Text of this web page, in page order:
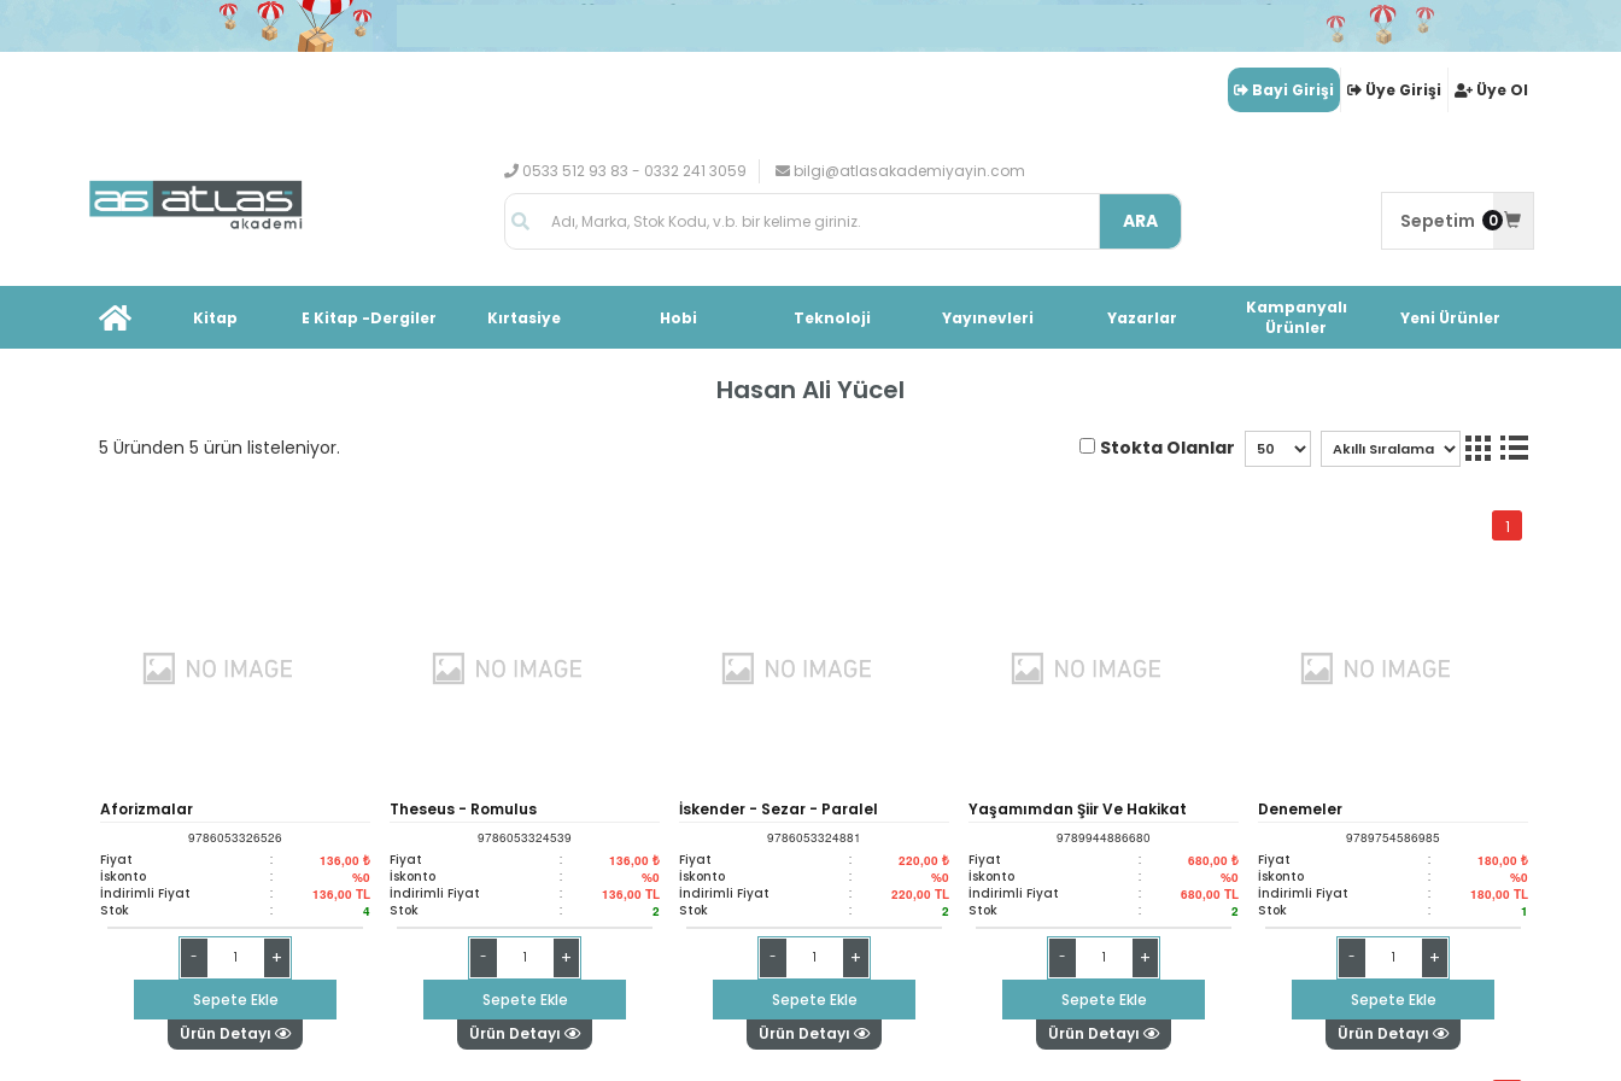
Bayi Girişi Üye Girişi Üye Ol
0533 512 93 83 - 0332 241 3059 bilgi@atlasakademiyayin.com
ARA Sepetim 0
Kitap E Kitap -Dergiler Kırtasiye Hobi Teknoloji Yayınevleri Yazarlar
Kampanyalı
Ürünler
Yeni Ürünler
Hasan Ali Yücel
5 Üründen 5 ürün listeleniyor. Stokta Olanlar
1
Aforizmalar
9786053326526
Fiyat : 136,00 ₺
İskonto : %0
İndirimli Fiyat : 136,00 TL
Stok : 4
- +
Sepete Ekle
Ürün Detayı
Theseus - Romulus
9786053324539
Fiyat : 136,00 ₺
İskonto : %0
İndirimli Fiyat : 136,00 TL
Stok : 2
- +
Sepete Ekle
Ürün Detayı
İskender - Sezar - Paralel
Hayatlar
9786053324881
Fiyat : 220,00 ₺
İskonto : %0
İndirimli Fiyat : 220,00 TL
Stok : 2
- +
Sepete Ekle
Ürün Detayı
Yaşamımdan Şiir Ve Hakikat
9789944886680
Fiyat : 680,00 ₺
İskonto : %0
İndirimli Fiyat : 680,00 TL
Stok : 2
- +
Sepete Ekle
Ürün Detayı
Denemeler
9789754586985
Fiyat : 180,00 ₺
İskonto : %0
İndirimli Fiyat : 180,00 TL
Stok : 1
- +
Sepete Ekle
Ürün Detayı